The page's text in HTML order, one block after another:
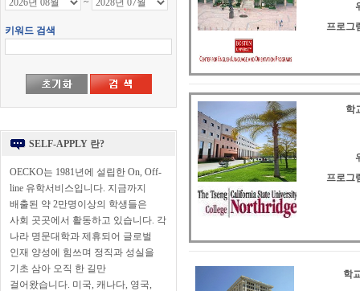
SELF-APPLY 란?
OECKO는 1981년에 설립한 On, Off-
line 유학서비스입니다. 지금까지
배출된 약 2만명이상의 학생들은
사회 곳곳에서 활동하고 있습니다. 각
나라 명문대학과 제휴되어 글로벌
인재 양성에 힘쓰며 정직과 성실을
기초 삼아 오직 한 길만
걸어왔습니다. 미국, 캐나다, 영국,
프로그
학
프로그
학